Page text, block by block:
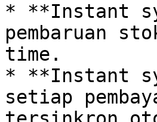
* **Instant
pembaruan
time.
* **Instant
setiap